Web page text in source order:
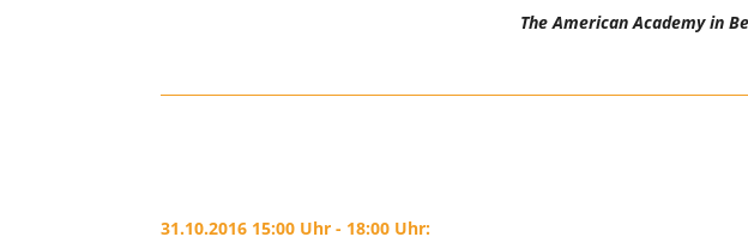
The American Academy in
31.10.2016 15:00 Uhr - 18:00 Uhr: